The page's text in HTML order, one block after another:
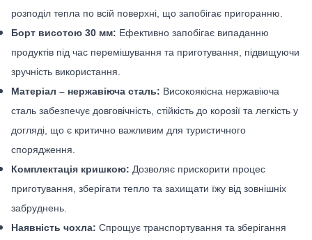
розподіл тепла по всій поверхні, що запобігає пригоранню.
Борт висотою 30 мм: Ефективно запобігає випаданню
продуктів під час перемішування та приготування, підвищуючи
зручність використання.
Матеріал – нержавіюча сталь: Високоякісна нержавіюча
сталь забезпечує довговічність, стійкість до корозії та легкість у
догляді, що є критично важливим для туристичного
спорядження.
Комплектація кришкою: Дозволяє прискорити процес
приготування, зберігати тепло та захищати їжу від зовнішніх
забруднень.
Наявність чохла: Спрощує транспортування та зберігання